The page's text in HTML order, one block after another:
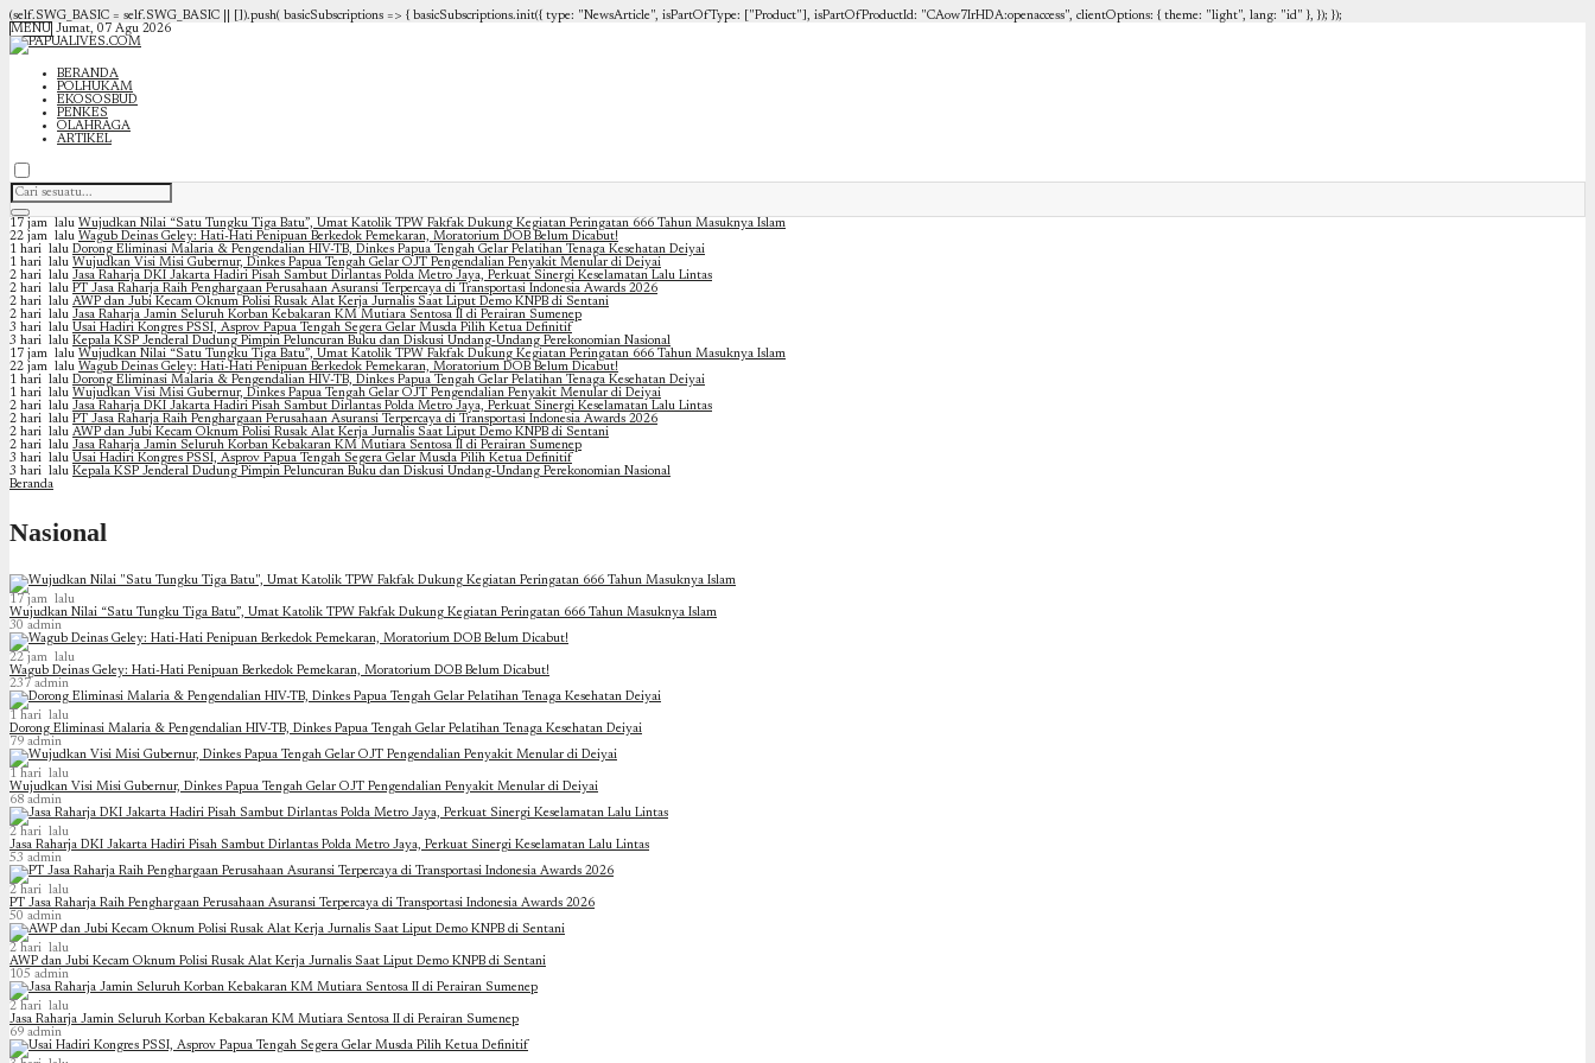
(self.SWG_BASIC = self.SWG_BASIC || []).push( basicSubscriptions => { basicSubscriptions.init({ type: "NewsArticle", isPartOfType: ["Product"], isPartOfProductId: "CAow7IrHDA:openaccess", clientOptions: { theme: "light", lang: "id" }, }); });
MENU Jumat, 07 Agu 2026
BERANDA
POLHUKAM
EKOSOSBUD
PENKES
OLAHRAGA
ARTIKEL
17 jam lalu Wujudkan Nilai “Satu Tungku Tiga Batu”, Umat Katolik TPW Fakfak Dukung Kegiatan Peringatan 666 Tahun Masuknya Islam
22 jam lalu Wagub Deinas Geley: Hati-Hati Penipuan Berkedok Pemekaran, Moratorium DOB Belum Dicabut!
1 hari lalu Dorong Eliminasi Malaria & Pengendalian HIV-TB, Dinkes Papua Tengah Gelar Pelatihan Tenaga Kesehatan Deiyai
1 hari lalu Wujudkan Visi Misi Gubernur, Dinkes Papua Tengah Gelar OJT Pengendalian Penyakit Menular di Deiyai
2 hari lalu Jasa Raharja DKI Jakarta Hadiri Pisah Sambut Dirlantas Polda Metro Jaya, Perkuat Sinergi Keselamatan Lalu Lintas
2 hari lalu PT Jasa Raharja Raih Penghargaan Perusahaan Asuransi Terpercaya di Transportasi Indonesia Awards 2026
2 hari lalu AWP dan Jubi Kecam Oknum Polisi Rusak Alat Kerja Jurnalis Saat Liput Demo KNPB di Sentani
2 hari lalu Jasa Raharja Jamin Seluruh Korban Kebakaran KM Mutiara Sentosa II di Perairan Sumenep
3 hari lalu Usai Hadiri Kongres PSSI, Asprov Papua Tengah Segera Gelar Musda Pilih Ketua Definitif
3 hari lalu Kepala KSP Jenderal Dudung Pimpin Peluncuran Buku dan Diskusi Undang-Undang Perekonomian Nasional
17 jam lalu Wujudkan Nilai “Satu Tungku Tiga Batu”, Umat Katolik TPW Fakfak Dukung Kegiatan Peringatan 666 Tahun Masuknya Islam
22 jam lalu Wagub Deinas Geley: Hati-Hati Penipuan Berkedok Pemekaran, Moratorium DOB Belum Dicabut!
1 hari lalu Dorong Eliminasi Malaria & Pengendalian HIV-TB, Dinkes Papua Tengah Gelar Pelatihan Tenaga Kesehatan Deiyai
1 hari lalu Wujudkan Visi Misi Gubernur, Dinkes Papua Tengah Gelar OJT Pengendalian Penyakit Menular di Deiyai
2 hari lalu Jasa Raharja DKI Jakarta Hadiri Pisah Sambut Dirlantas Polda Metro Jaya, Perkuat Sinergi Keselamatan Lalu Lintas
2 hari lalu PT Jasa Raharja Raih Penghargaan Perusahaan Asuransi Terpercaya di Transportasi Indonesia Awards 2026
2 hari lalu AWP dan Jubi Kecam Oknum Polisi Rusak Alat Kerja Jurnalis Saat Liput Demo KNPB di Sentani
2 hari lalu Jasa Raharja Jamin Seluruh Korban Kebakaran KM Mutiara Sentosa II di Perairan Sumenep
3 hari lalu Usai Hadiri Kongres PSSI, Asprov Papua Tengah Segera Gelar Musda Pilih Ketua Definitif
3 hari lalu Kepala KSP Jenderal Dudung Pimpin Peluncuran Buku dan Diskusi Undang-Undang Perekonomian Nasional
Beranda
Nasional
17 jam lalu
Wujudkan Nilai “Satu Tungku Tiga Batu”, Umat Katolik TPW Fakfak Dukung Kegiatan Peringatan 666 Tahun Masuknya Islam
30 admin
22 jam lalu
Wagub Deinas Geley: Hati-Hati Penipuan Berkedok Pemekaran, Moratorium DOB Belum Dicabut!
237 admin
1 hari lalu
Dorong Eliminasi Malaria & Pengendalian HIV-TB, Dinkes Papua Tengah Gelar Pelatihan Tenaga Kesehatan Deiyai
79 admin
1 hari lalu
Wujudkan Visi Misi Gubernur, Dinkes Papua Tengah Gelar OJT Pengendalian Penyakit Menular di Deiyai
68 admin
2 hari lalu
Jasa Raharja DKI Jakarta Hadiri Pisah Sambut Dirlantas Polda Metro Jaya, Perkuat Sinergi Keselamatan Lalu Lintas
53 admin
2 hari lalu
PT Jasa Raharja Raih Penghargaan Perusahaan Asuransi Terpercaya di Transportasi Indonesia Awards 2026
50 admin
2 hari lalu
AWP dan Jubi Kecam Oknum Polisi Rusak Alat Kerja Jurnalis Saat Liput Demo KNPB di Sentani
105 admin
2 hari lalu
Jasa Raharja Jamin Seluruh Korban Kebakaran KM Mutiara Sentosa II di Perairan Sumenep
69 admin